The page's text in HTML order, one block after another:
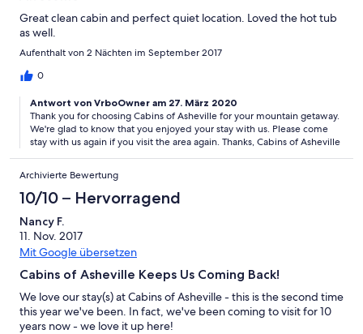
Great clean cabin and perfect quiet location. Loved the hot tub
as well.
Aufenthalt von 2 Nächten im September 2017
0
Antwort von VrboOwner am 27. März 2020
Thank you for choosing Cabins of Asheville for your mountain getaway.
We're glad to know that you enjoyed your stay with us. Please come
stay with us again if you visit the area again. Thanks, Cabins of Asheville
Archivierte Bewertung
10/10 – Hervorragend
Nancy F.
11. Nov. 2017
Mit Google übersetzen
Cabins of Asheville Keeps Us Coming Back!
We love our stay(s) at Cabins of Asheville - this is the second time
this year we've been. In fact, we've been coming to visit for 10
years now - we love it up here!